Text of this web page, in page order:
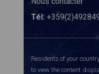
Tél:
Residents of your
to view the content